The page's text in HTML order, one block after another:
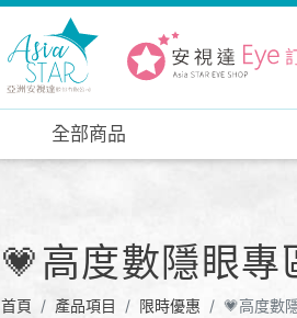
全部商品
💗高度數隱眼專
首頁 產品項目 限時優惠 💗高度數